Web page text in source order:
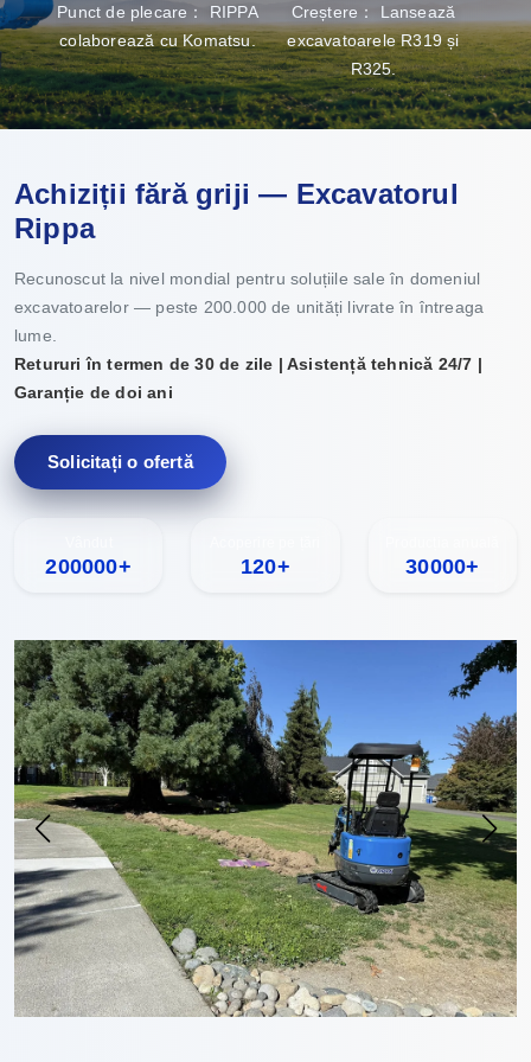
Punct de plecare： RIPPA
colaborează cu Komatsu.
Creștere： Lansează
excavatoarele R319 și
R325.
Achiziții fără griji — Excavatorul
Rippa
Recunoscut la nivel mondial pentru soluțiile sale în domeniul
excavatoarelor — peste 200.000 de unități livrate în întreaga
lume.
Retururi în termen de 30 de zile | Asistență tehnică 24/7 |
Garanție de doi ani
Solicitați o ofertă
200000+ 120+ 30000+